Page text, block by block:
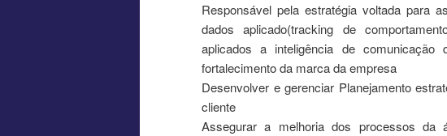
Responsável pela estratégia voltada para
dados aplicado(tracking de
aplicados a inteligência de
fortalecimento da marca da empresa
Desenvolver e gerenciar Planejamento
cliente
Assegurar a melhoria dos processos